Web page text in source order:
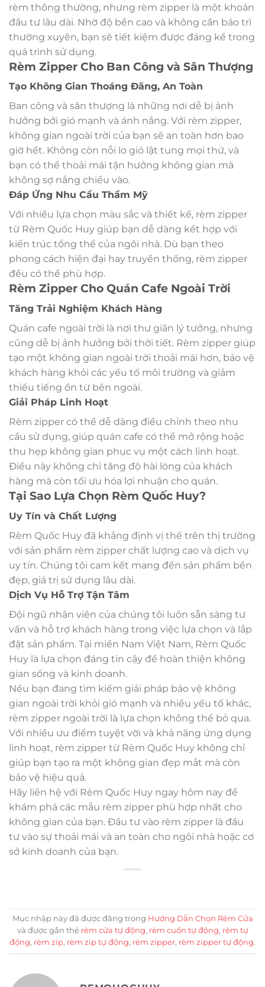
rèm thông thường, nhưng rèm zipper là một khoản
đầu tư lâu dài. Nhờ độ bền cao và không cần bảo trì
thường xuyên, bạn sẽ tiết kiệm được đáng kể trong
quá trình sử dụng.
Rèm Zipper Cho Ban Công và Sân Thượng
Tạo Không Gian Thoáng Đãng, An Toàn
Ban công và sân thượng là những nơi dễ bị ảnh
hưởng bởi gió mạnh và ánh nắng. Với rèm zipper,
không gian ngoài trời của bạn sẽ an toàn hơn bao
giờ hết. Không còn nỗi lo gió lật tung mọi thứ, và
bạn có thể thoải mái tận hưởng không gian mà
không sợ nắng chiếu vào.
Đáp Ứng Nhu Cầu Thẩm Mỹ
Với nhiều lựa chọn màu sắc và thiết kế, rèm zipper
từ Rèm Quốc Huy giúp bạn dễ dàng kết hợp với
kiến trúc tổng thể của ngôi nhà. Dù bạn theo
phong cách hiện đại hay truyền thống, rèm zipper
đều có thể phù hợp.
Rèm Zipper Cho Quán Cafe Ngoài Trời
Tăng Trải Nghiệm Khách Hàng
Quán cafe ngoài trời là nơi thư giãn lý tưởng, nhưng
cũng dễ bị ảnh hưởng bởi thời tiết. Rèm zipper giúp
tạo một không gian ngoài trời thoải mái hơn, bảo vệ
khách hàng khỏi các yếu tố môi trường và giảm
thiểu tiếng ồn từ bên ngoài.
Giải Pháp Linh Hoạt
Rèm zipper có thể dễ dàng điều chỉnh theo nhu
cầu sử dụng, giúp quán cafe có thể mở rộng hoặc
thu hẹp không gian phục vụ một cách linh hoạt.
Điều này không chỉ tăng độ hài lòng của khách
hàng mà còn tối ưu hóa lợi nhuận cho quán.
Tại Sao Lựa Chọn Rèm Quốc Huy?
Uy Tín và Chất Lượng
Rèm Quốc Huy đã khẳng định vị thế trên thị trường
với sản phẩm rèm zipper chất lượng cao và dịch vụ
uy tín. Chúng tôi cam kết mang đến sản phẩm bền
đẹp, giá trị sử dụng lâu dài.
Dịch Vụ Hỗ Trợ Tận Tâm
Đội ngũ nhân viên của chúng tôi luôn sẵn sàng tư
vấn và hỗ trợ khách hàng trong việc lựa chọn và lắp
đặt sản phẩm. Tại miền Nam Việt Nam, Rèm Quốc
Huy là lựa chọn đáng tin cậy để hoàn thiện không
gian sống và kinh doanh.
Nếu bạn đang tìm kiếm giải pháp bảo vệ không
gian ngoài trời khỏi gió mạnh và nhiều yếu tố khác,
rèm zipper ngoài trời là lựa chọn không thể bỏ qua.
Với nhiều ưu điểm tuyệt vời và khả năng ứng dụng
linh hoạt, rèm zipper từ Rèm Quốc Huy không chỉ
giúp bạn tạo ra một không gian đẹp mắt mà còn
bảo vệ hiệu quả.
Hãy liên hệ với Rèm Quốc Huy ngay hôm nay để
khám phá các mẫu rèm zipper phù hợp nhất cho
không gian của bạn. Đầu tư vào rèm zipper là đầu
tư vào sự thoải mái và an toàn cho ngôi nhà hoặc cơ
sở kinh doanh của bạn.
Mục nhập này đã được đăng trong Hướng Dẫn Chọn Rèm Cửa
và được gắn thẻ rèm cửa tự động, rèm cuốn tự động, rèm tự
động, rèm zip, rèm zip tự động, rèm zipper, rèm zipper tự động.